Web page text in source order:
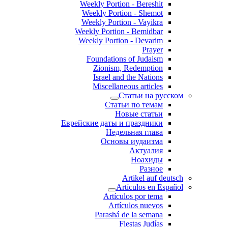
Weekly Portion - Bereshit
Weekly Portion - Shemot
Weekly Portion - Vayikra
Weekly Portion - Bemidbar
Weekly Portion - Devarim
Prayer
Foundations of Judaism
Zionism, Redemption
Israel and the Nations
Miscellaneous articles
Статьи на русском
Статьи по темам
Новые статьи
Еврейские даты и праздники
Недельная глава
Основы иудаизма
Актуалия
Ноахиды
Разное
Artikel auf deutsch
Artículos en Español
Artículos por tema
Artículos nuevos
Parashá de la semana
Fiestas Judías